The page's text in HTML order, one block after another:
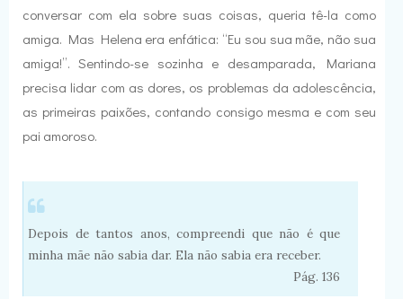
conversar com ela sobre suas coisas, queria tê-la como
amiga. Mas Helena era enfática: “Eu sou sua mãe, não sua
amiga!”. Sentindo-se sozinha e desamparada, Mariana
precisa lidar com as dores, os problemas da adolescência,
as primeiras paixões, contando consigo mesma e com seu
pai amoroso.
Depois de tantos anos, compreendi que não é que
minha mãe não sabia dar. Ela não sabia era receber.
Pág. 136